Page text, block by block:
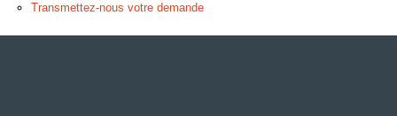
Transmettez-nous votre demande